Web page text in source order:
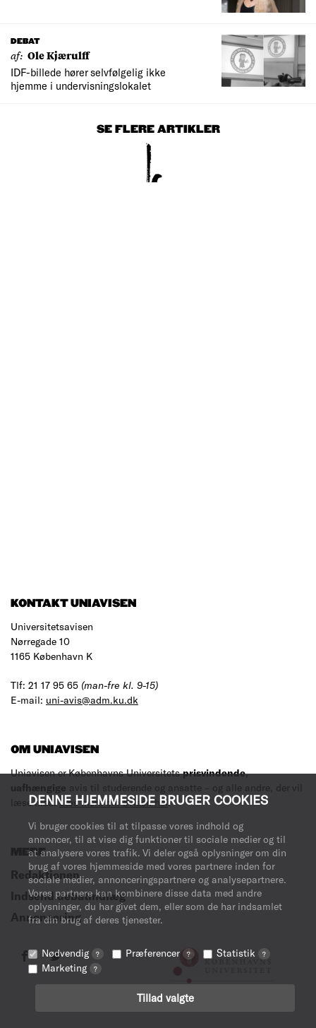
DENNE HJEMMESIDE BRUGER COOKIES
Vi bruger cookies til at tilpasse vores indhold og
annoncer, til at vise dig funktioner til sociale medier og til
at analysere vores trafik. Vi deler også oplysninger om din
brug af vores hjemmeside med vores partnere inden for
sociale medier, annonceringspartnere og analysepartnere.
Vores partnere kan kombinere disse data med andre
oplysninger, du har givet dem, eller som de har indsamlet
fra din brug af deres tjenester.
Nødvendig ? Præferencer ? Statistik ?
Marketing ?
Tillad valgte
DEBAT
af: Ole Kjærulff
IDF-billede hører selvfølgelig ikke
hjemme i undervisningslokalet
SE FLERE ARTIKLER
KONTAKT UNIAVISEN
Universitetsavisen
Nørregade 10
1165 København K
Tlf: 21 17 95 65 (man-fre kl. 9-15)
E-mail: uni-avis@adm.ku.dk
OM UNIAVISEN
Uniavisen er Københavns Universitetsprisvindende,
uafhængige avis til studerende og ansatte – og alle andre, der vil
læse med.Læs mere om avisen her.
MERE
Redaktionen
Indsend debatindlæg
Annoncering